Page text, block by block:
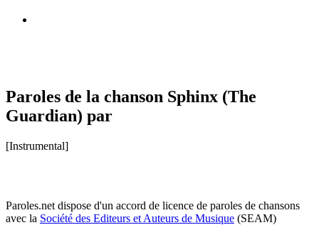
Paroles de la chanson Sphinx (The
Guardian) par
[Instrumental]
Paroles.net dispose d'un accord de licence de paroles de chansons
avec la Société des Editeurs et Auteurs de Musique (SEAM)